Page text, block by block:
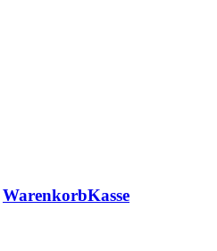
WarenkorbKasse